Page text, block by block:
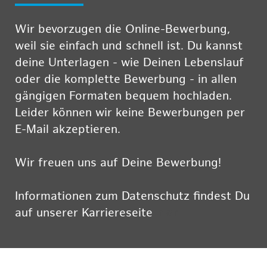
Wir bevorzugen die Online-Bewerbung,
weil sie einfach und schnell ist. Du kannst
deine Unterlagen - wie Deinen Lebenslauf
oder die komplette Bewerbung - in allen
gängigen Formaten bequem hochladen.
Leider können wir keine Bewerbungen per
E-Mail akzeptieren.
Wir freuen uns auf Deine Bewerbung!
Informationen zum Datenschutz findest Du
auf unserer Karriereseite